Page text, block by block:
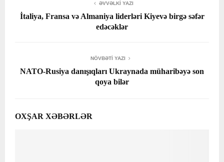
ƏVVƏLKI YAZI
İtaliya, Fransa və Almaniya liderləri Kiyevə birgə səfər
edəcəklər
NÖVBƏTI YAZI
NATO-Rusiya danışıqları Ukraynada müharibəyə son
qoya bilər
OXŞAR XƏBƏRLƏR